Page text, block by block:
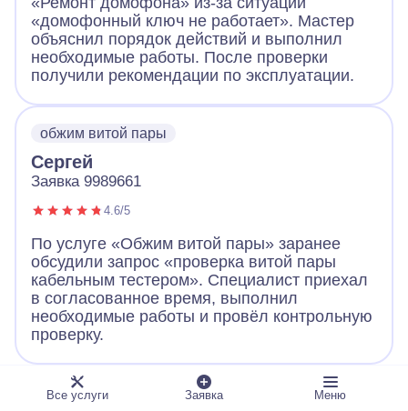
«домофонный ключ не работает». Мастер
объяснил порядок действий и выполнил
необходимые работы. После проверки
получили рекомендации по эксплуатации.
обжим витой пары
Сергей
Заявка 9989661
4.6/5
По услуге «Обжим витой пары» заранее
обсудили запрос «проверка витой пары
кабельным тестером». Специалист приехал
в согласованное время, выполнил
необходимые работы и провёл контрольную
проверку.
ландшафтное освещение
Все услуги Заявка Меню